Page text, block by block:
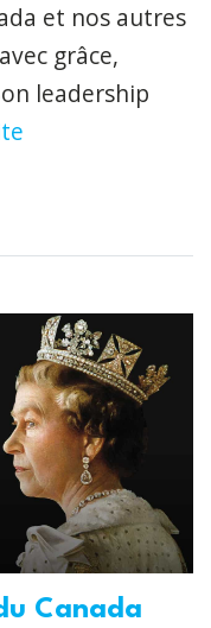
et nos autres
grâce,
leadership
Canada